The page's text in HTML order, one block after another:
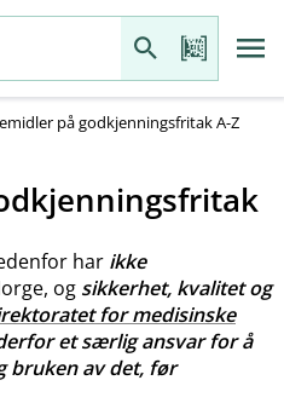
på godkjenningsfritak A-Z
har ikke
og sikkerhet, kvalitet og
for medisinske
et særlig ansvar for å
bruken av det, før